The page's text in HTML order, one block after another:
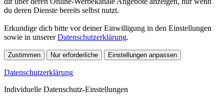
du deren Dienste bereits selbst nutzt.
Erkundige dich bitte vor deiner Einwilligung in den Einstellungen
sowie in unsererDatenschutzerklärung.
Zustimmen Nur erforderliche Einstellungen anpassen
Datenschutzerklärung
Individuelle Datenschutz-Einstellungen